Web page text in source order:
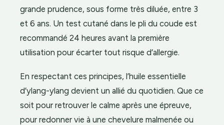
grande prudence, sous forme très diluée, entre 3
et 6 ans. Un test cutané dans le pli du coude est
recommandé 24 heures avant la première
utilisation pour écarter tout risque d’allergie.
En respectant ces principes, l’huile essentielle
d’ylang-ylang devient un allié du quotidien. Que ce
soit pour retrouver le calme après une épreuve,
pour redonner vie à une chevelure malmenée ou